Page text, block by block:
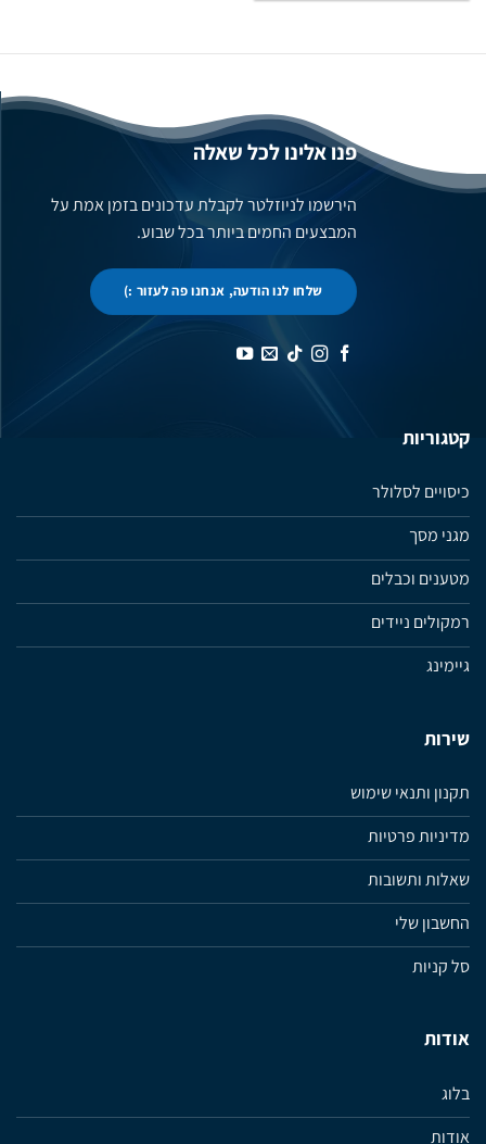
פנו אלינו לכל שאלה
הירשמו לניוזלטר לקבלת עדכונים בזמן אמת על
המבצעים החמים ביותר בכל שבוע.
שלחו לנו הודעה, אנחנו פה לעזור :)
קטגוריות
כיסויים לסלולר
מגני מסך
מטענים וכבלים
רמקולים ניידים
גיימינג
שירות
תקנון ותנאי שימוש
מדיניות פרטיות
שאלות ותשובות
החשבון שלי
סל קניות
אודות
בלוג
אודות